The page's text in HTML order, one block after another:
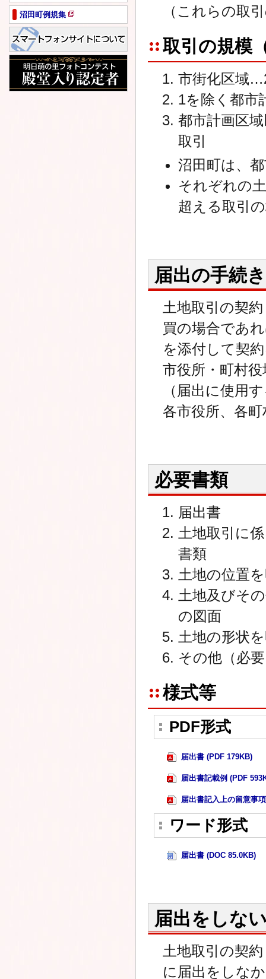
（これらの取
取引の規模
市街化区域
1を除く都市
都市計画区
取引
沼田町は、
それぞれの
超える取引
届出の手続き
土地取引の契
買の場合であ
を添付して契
市役所・町村
（届出に使用
各市役所、各
必要書類
届出書
土地取引に
書類
土地の位置
土地及びそ
の図面
土地の形状
その他（必
様式等
PDF形式
届出書 (PDF 179KB)
届出書記載例 (PDF
届出書記入上の留意事
ワード形式
届出書 (DOC 85.0KB)
届出をしな
土地取引の契
に届出をしな
ジ
開
き
ま
す
沼田町例規集
新
規
ー
ジ
で
開